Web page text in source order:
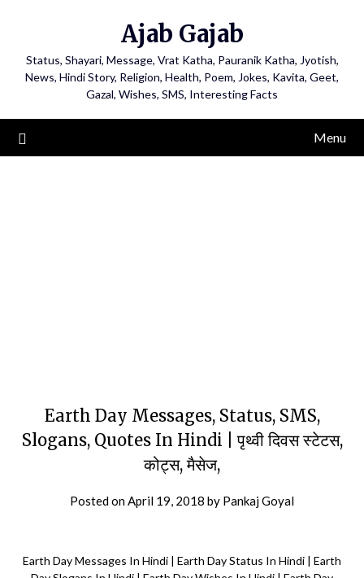
Ajab Gajab
Status, Shayari, Message, Vrat Katha, Pauranik Katha, Jyotish,
News, Hindi Story, Religion, Health, Poem, Jokes, Kavita, Geet,
Gazal, Wishes, SMS, Interesting Facts
Menu
Earth Day Messages, Status, SMS,
Slogans, Quotes In Hindi | पृथ्वी दिवस स्टेटस,
कोट्स, मैसेज,
Posted onApril 19, 2018 by Pankaj Goyal
Earth Day Messages In Hindi | Earth Day Status In Hindi | Earth